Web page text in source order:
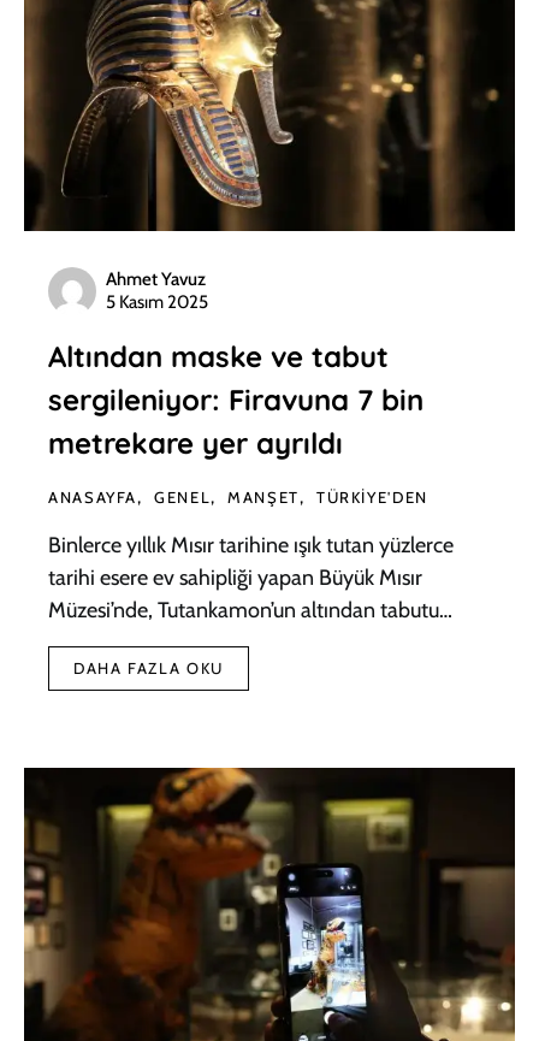
Ahmet Yavuz
5 Kasım 2025
Altından maske ve tabut
sergileniyor: Firavuna 7 bin
metrekare yer ayrıldı
ANASAYFA GENEL MANŞET TÜRKIYE'DEN
Binlerce yıllık Mısır tarihine ışık tutan yüzlerce
tarihi esere ev sahipliği yapan Büyük Mısır
Müzesi’nde, Tutankamon’un altından tabutu…
DAHA FAZLA OKU